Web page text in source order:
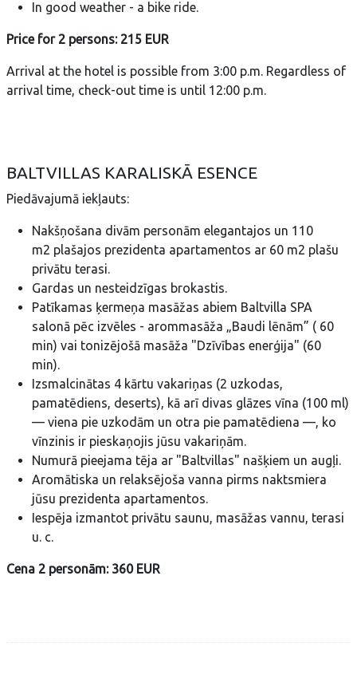
In good weather - a bike ride.
Price for 2 persons: 215 EUR
Arrival at the hotel is possible from 3:00 p.m. Regardless of
arrival time, check-out time is until 12:00 p.m.
BALTVILLAS KARALISKĀ ESENCE
Piedāvajumā iekļauts:
Nakšņošana divām personām elegantajos un 110
m2 plašajos prezidenta apartamentos ar 60 m2 plašu
privātu terasi.
Gardas un nesteidzīgas brokastis.
Patīkamas ķermeņa masāžas abiem Baltvilla SPA
salonā pēc izvēles - arommasāža „Baudi lēnām” ( 60
min) vai tonizējošā masāža "Dzīvības enerģija" (60
min).
Izsmalcinātas 4 kārtu vakariņas (2 uzkodas,
pamatēdiens, deserts), kā arī divas glāzes vīna (100 ml)
— viena pie uzkodām un otra pie pamatēdiena —, ko
vīnzinis ir pieskaņojis jūsu vakariņām.
Numurā pieejama tēja ar "Baltvillas" našķiem un augļi.
Aromātiska un relaksējoša vanna pirms naktsmiera
jūsu prezidenta apartamentos.
Iespēja izmantot privātu saunu, masāžas vannu, terasi
u. c.
Cena 2 personām: 360 EUR